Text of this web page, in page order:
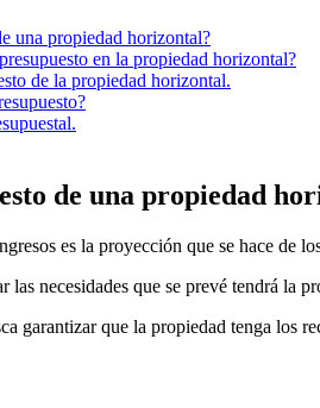
una propiedad horizontal?
en la propiedad horizontal?
de la propiedad horizontal.
de una propiedad
es la proyección que se hace de
las necesidades que se prevé tendrá la
garantizar que la propiedad tenga los